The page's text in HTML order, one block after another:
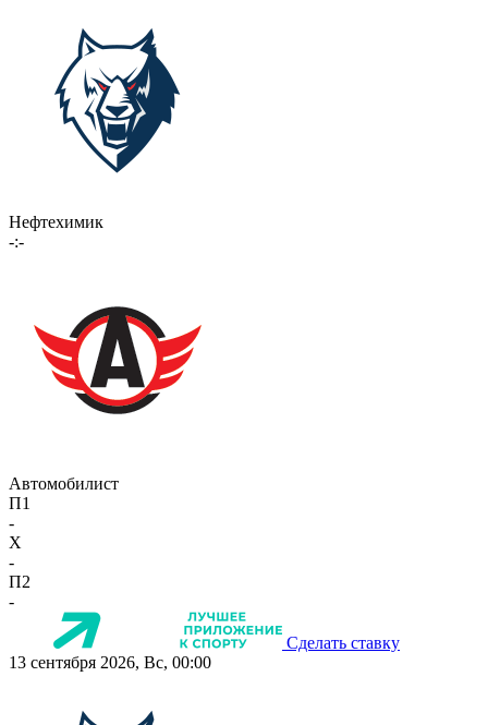
Нефтехимик
-:-
Автомобилист
П1
-
X
-
П2
-
Сделать ставку
13 сентября 2026, Вс, 00:00